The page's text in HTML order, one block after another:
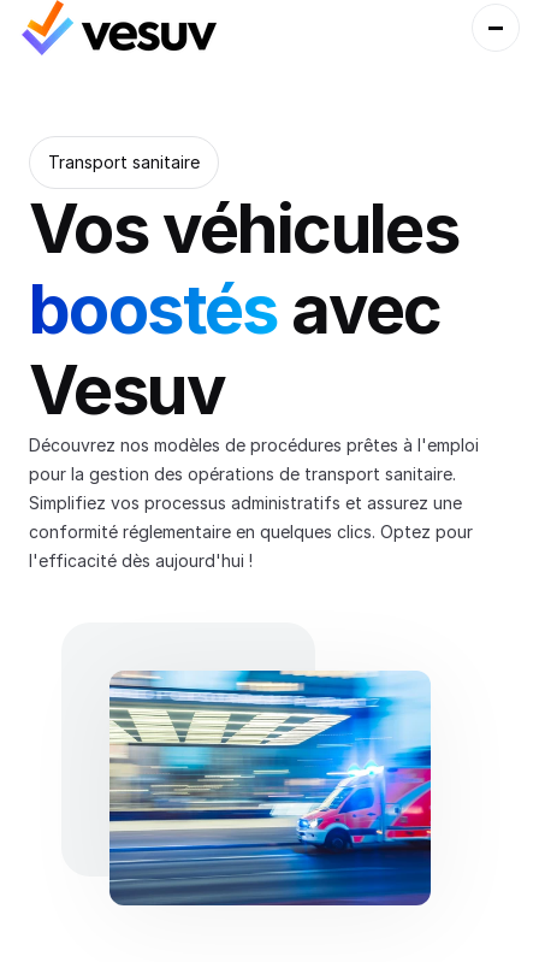
Transport sanitaire
Vos véhicules
boostés avec
Vesuv
Découvrez nos modèles de procédures prêtes à l'emploi
pour la gestion des opérations de transport sanitaire.
Simplifiez vos processus administratifs et assurez une
conformité réglementaire en quelques clics. Optez pour
l'efficacité dès aujourd'hui !